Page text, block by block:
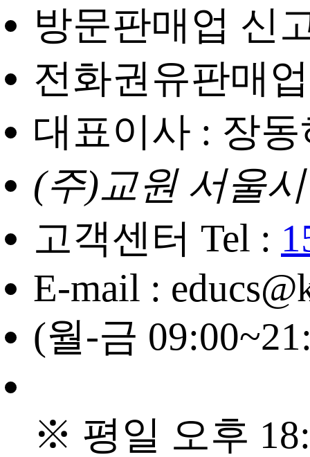
방문판매업 신
전화권유판매
대표이사 : 장동
(주)교원 서울
고객센터 Tel :
E-mail :
(월-금
※ 평일 오후